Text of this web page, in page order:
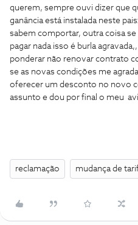
querem, sempre ouvi dizer que
ganância está instalada neste
sabem comportar, outra coisa
pagar nada isso é burla
ponderar não renovar contrato
se as novas condições me
oferecer um desconto no novo
assunto e dou por final o meu
reclamação mudança de